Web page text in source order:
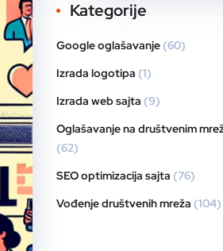
Kategorije
Google oglašavanje (60)
Izrada logotipa (1)
Izrada web sajta (9)
Oglašavanje na društvenim
(62)
SEO optimizacija sajta (76)
Vođenje društvenih mreža (104)